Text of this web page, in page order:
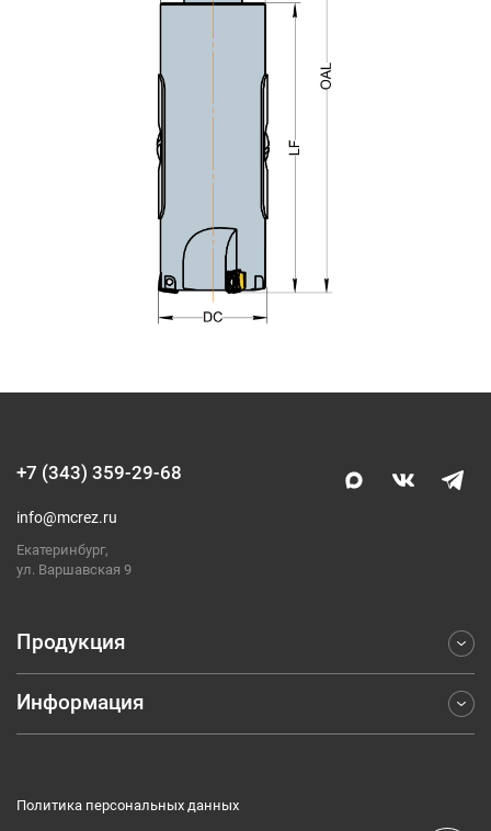
Продукция
Фрезерование
Точение
Отрезка и обработка канавок
Информация
+7 (343) 359-29-68
info@mcrez.ru
Екатеринбург,
ул. Варшавская 9
Политика персональных данных